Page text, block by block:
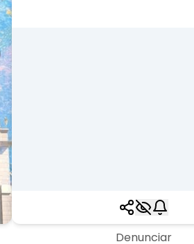
Denunciar